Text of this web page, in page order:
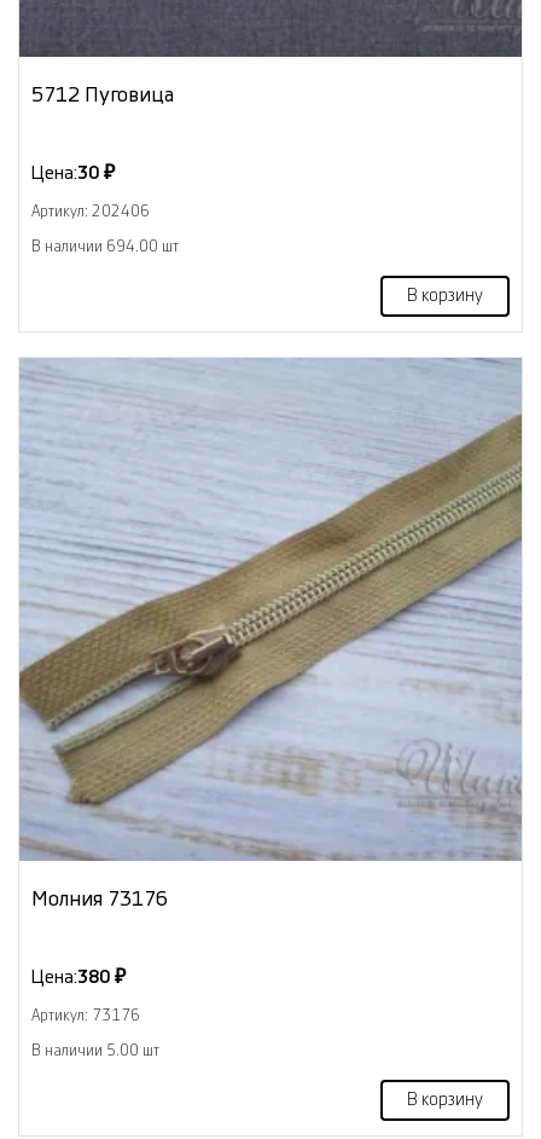
5712 Пуговица
Цена:30 ₽
Артикул: 202406
В наличии 694.00 шт
В корзину
Молния 73176
Цена:380 ₽
Артикул: 73176
В наличии 5.00 шт
В корзину